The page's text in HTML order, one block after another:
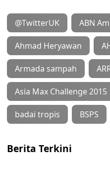
@TwitterUK ABN
Ahmad Heryawan
Armada sampah
Asia Max Challenge 2015
badai tropis BSPS
Berita Terkini